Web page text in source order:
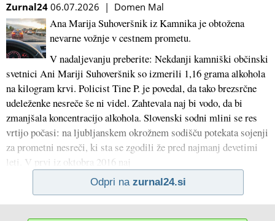
Zurnal24 06.07.2026 | Domen Mal
Ana Marija Suhoveršnik iz Kamnika je obtožena
nevarne vožnje v cestnem prometu.
V nadaljevanju preberite: Nekdanji kamniški občinski
svetnici Ani Mariji Suhoveršnik so izmerili 1,16 grama alkohola
na kilogram krvi. Policist Tine P. je povedal, da tako brezsrčne
udeleženke nesreče še ni videl. Zahtevala naj bi vodo, da bi
zmanjšala koncentracijo alkohola. Slovenski sodni mlini se res
vrtijo počasi: na ljubljanskem okrožnem sodišču potekata sojenji
za prometni nesreči, ki sta se zgodili že pred najmanj devetimi
leti. V prvi iz oktobra 2016 naj
Odpri na zurnal24.si